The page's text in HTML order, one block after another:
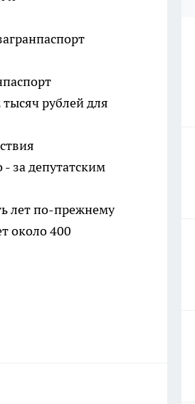
рублей для
- за депутатским
лет по-прежнему
около 400